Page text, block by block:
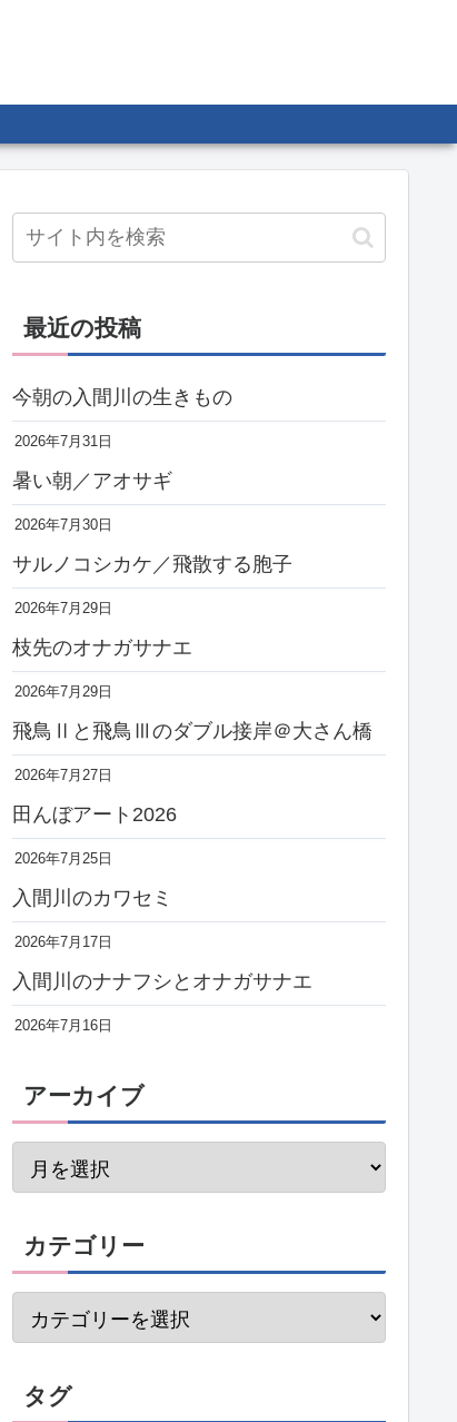
最近の投稿
今朝の入間川の生きもの
2026年7月31日
暑い朝／アオサギ
2026年7月30日
サルノコシカケ／飛散する胞子
2026年7月29日
枝先のオナガサナエ
2026年7月29日
飛鳥Ⅱと飛鳥Ⅲのダブル接岸＠大さん橋
2026年7月27日
田んぼアート2026
2026年7月25日
入間川のカワセミ
2026年7月17日
入間川のナナフシとオナガサナエ
2026年7月16日
アーカイブ
カテゴリー
タグ